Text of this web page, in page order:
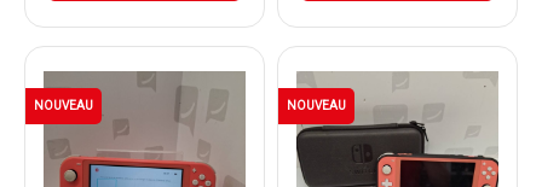
NOUVEAU NOUVEAU